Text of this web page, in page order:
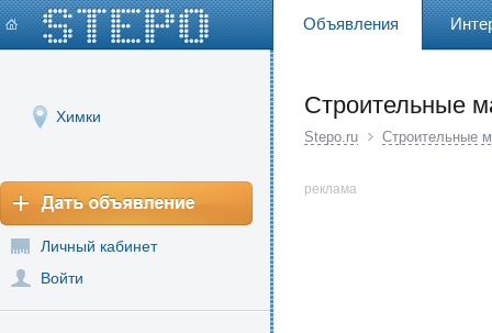
Объявления
Химки
Личный кабинет
Войти
Строительные
Stepo.ru Строительные
реклама